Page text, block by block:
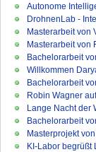
Autonome
DrohnenLab -
Masterarbeit von
Masterarbeit von
Bachelorarbeit
Willkommen
Bachelorarbeit
Robin Wagner
Lange Nacht der
Bachelorarbeit
Masterprojekt
KI-Labor begrüßt